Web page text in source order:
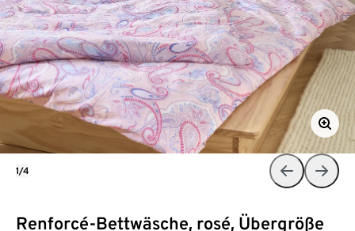
Renforcé-Bettwäsche, rosé, Übergröße
1/4